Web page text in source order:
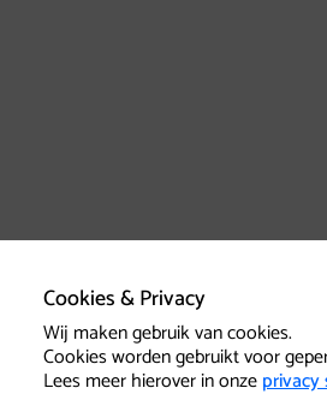
Cookies & Privacy
Wij maken gebruik van cookies.
Cookies worden gebruikt voor
Lees meer hierover in onze